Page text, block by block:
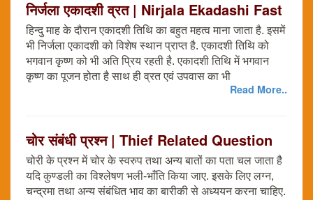
निर्जला एकादशी व्रत | Nirjala Ekadashi Fast
हिन्दु माह के दौरान एकादशी तिथि का बहुत महत्व माना जाता है. इसमें
भी निर्जला एकादशी को विशेष स्थान प्राप्त है. एकादशी तिथि को
भगवान कृष्ण को भी अति प्रिय रहती है. एकादशी तिथि में भगवान
कृष्ण का पूजन होता है साथ ही व्रत एवं उपवास का भी
Read More..
चोर संबंधी प्रश्न | Thief Related Question
चोरी के प्रश्न में चोर के स्वरुप तथा अन्य बातों का पता चल जाता है
यदि कुण्डली का विश्लेषण भली-भाँति किया जाए. इसके लिए लग्न,
चन्द्रमा तथा अन्य संबंधित भाव का बारीकी से अध्ययन करना चाहिए.